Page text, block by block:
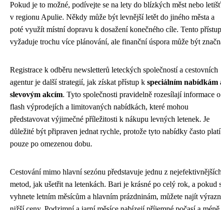
Pokud je to možné, podívejte se na lety do blízkých měst nebo letišť
v regionu Apulie. Někdy může být levnější letět do jiného města a
poté využít místní dopravu k dosažení konečného cíle. Tento přístup
vyžaduje trochu více plánování, ale finanční úspora může být
Registrace k odběru newsletterů leteckých společností a cestovních
agentur je další strategií, jak získat přístup k speciálním nabídkám
slevovým akcím. Tyto společnosti pravidelně rozesílají informace o
flash výprodejích a limitovaných nabídkách, které mohou
představovat výjimečné příležitosti k nákupu levných letenek. Je
důležité být připraven jednat rychle, protože tyto nabídky často platí
pouze po omezenou dobu.
Cestování mimo hlavní sezónu představuje jednu z
metod, jak ušetřit na letenkách. Bari je krásné po celý rok, a pokud
vyhnete letním měsícům a hlavním prázdninám, můžete najít